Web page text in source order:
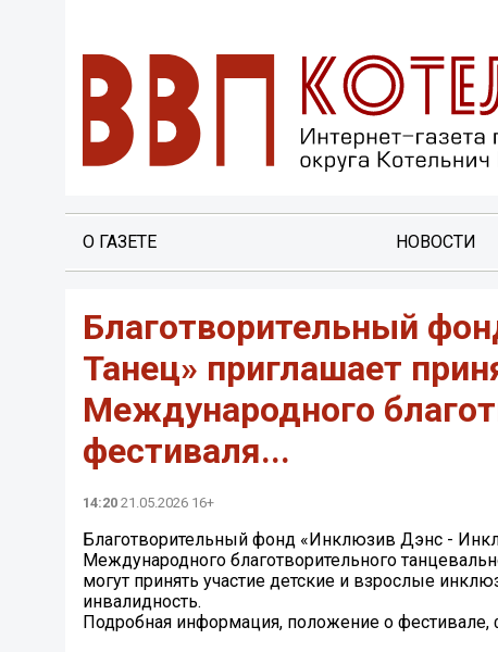
О ГАЗЕТЕ НОВОСТИ
Благотворительный
Танец» приглашает
Международного
фестиваля...
14:20 21.05.2026 16+
Благотворительный фонд «Инклюзив Дэнс -
Международного благотворительного
могут принять участие детские и взрослые
инвалидность.
Подробная информация, положение о фестивале,